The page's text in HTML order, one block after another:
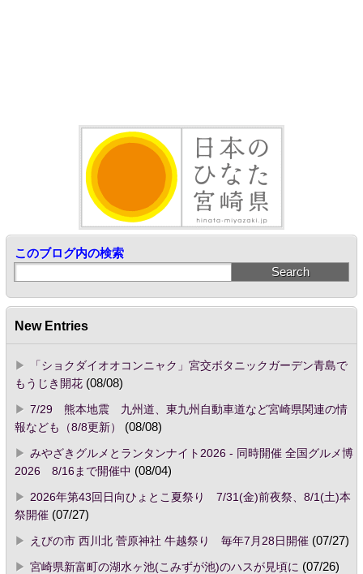
このブログ内の検索
New Entries
「ショクダイオオコンニャク」宮交ボタニックガーデン青島で
もうじき開花(08/08)
7/29 熊本地震 九州道、東九州自動車道など宮崎県関連の情
報なども（8/8更新）
(08/08)
みやざきグルメとランタンナイト2026 - 同時開催 全国グルメ博
2026 8/16まで開催中 (08/04)
2026年第43回日向ひょとこ夏祭り 7/31(金)前夜祭、8/1(土)本
祭開催(07/27)
えびの市 西川北 菅原神社 牛越祭り 毎年7月28日開催(07/27)
宮崎県新富町の湖水ヶ池(こみずが池)のハスが見頃に (07/26)